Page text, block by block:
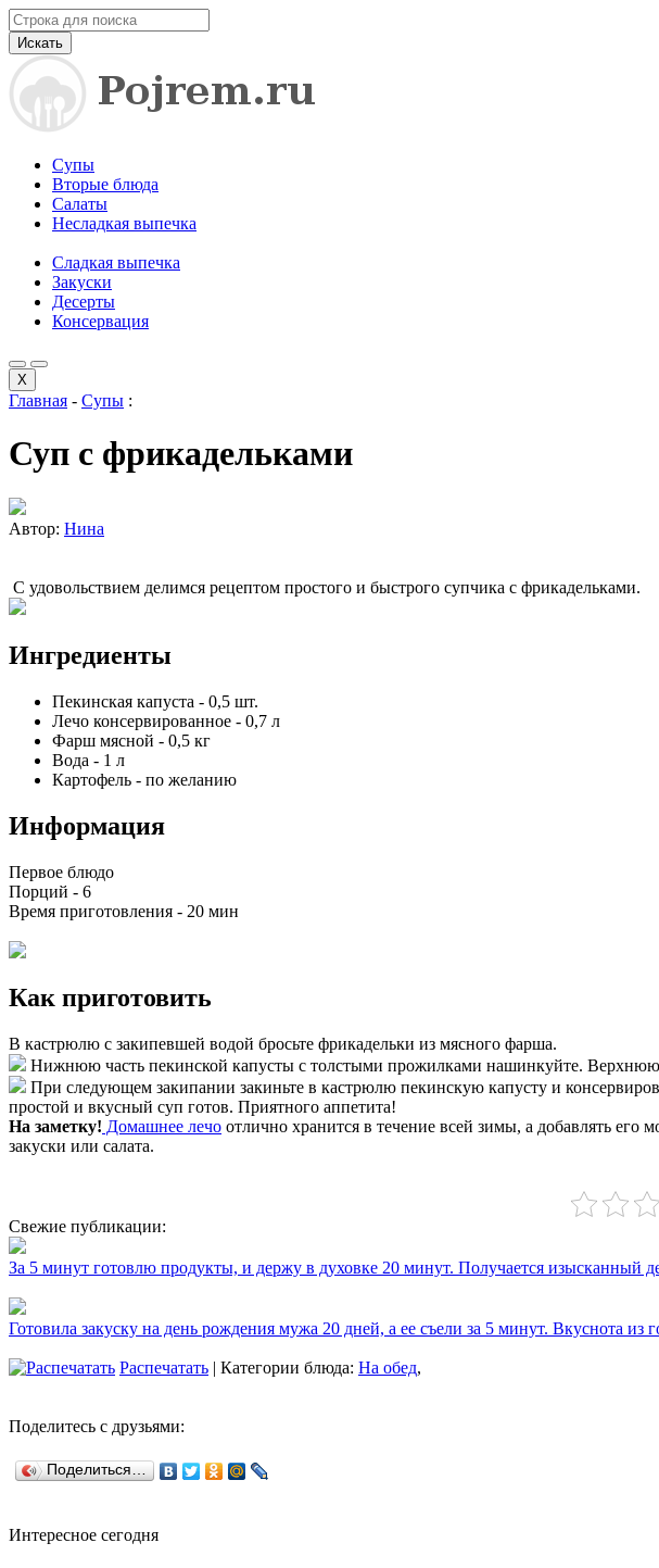
Искать
Супы
Вторые блюда
Салаты
Несладкая выпечка
Сладкая выпечка
Закуски
Десерты
Консервация
X
Главная - Супы :
Суп с фрикадельками
Автор: Нина
С удовольствием делимся рецептом простого и быстрого супчика с фрикадельками.
Ингредиенты
Пекинская капуста - 0,5 шт.
Лечо консервированное - 0,7 л
Фарш мясной - 0,5 кг
Вода - 1 л
Картофель - по желанию
Информация
Первое блюдо
Порций - 6
Время приготовления - 20 мин
Как приготовить
В кастрюлю с закипевшей водой бросьте фрикадельки из мясного фарша.
Нижнюю часть пекинской капусты с толстыми прожилками нашинкуйте. Верхнюю
При следующем закипании закиньте в кастрюлю пекинскую капусту и
простой и вкусный суп готов. Приятного аппетита!
На заметку! Домашнее лечо отлично хранится в течение всей зимы, а добавлять
закуски или салата.
Свежие публикации:
За 5 минут готовлю продукты, и держу в духовке 20 минут. Получается изысканный
Готовила закуску на день рождения мужа 20 дней, а ее съели за 5 минут. Вкуснота из
Распечатать | Категории блюда: На обед,
Поделитесь с друзьями:
Поделиться…
Интересное сегодня